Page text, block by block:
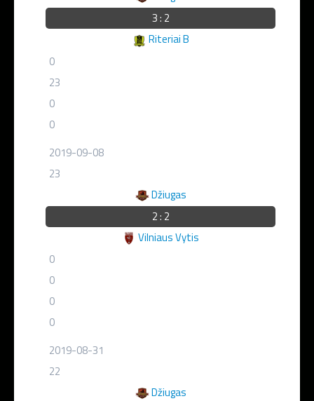
3 : 2
Riteriai B
0
23
0
0
2019-09-08
23
Džiugas
2 : 2
Vilniaus Vytis
0
0
0
0
2019-08-31
22
Džiugas